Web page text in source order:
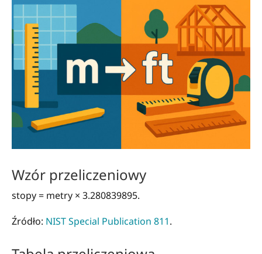
Wzór przeliczeniowy
stopy = metry × 3.280839895.
Źródło: NIST Special Publication 811.